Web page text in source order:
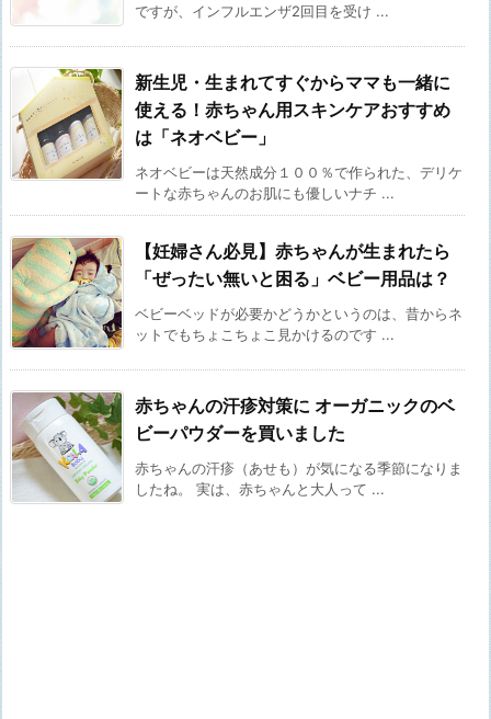
ですが、インフルエンザ2回目を受け ...
新生児・生まれてすぐからママも一緒に
使える！赤ちゃん用スキンケアおすすめ
は「ネオベビー」
ネオベビーは天然成分１００％で作られた、デリケ
ートな赤ちゃんのお肌にも優しいナチ ...
【妊婦さん必見】赤ちゃんが生まれたら
「ぜったい無いと困る」ベビー用品は？
ベビーベッドが必要かどうかというのは、昔からネ
ットでもちょこちょこ見かけるのです ...
赤ちゃんの汗疹対策に オーガニックのベ
ビーパウダーを買いました
赤ちゃんの汗疹（あせも）が気になる季節になりま
したね。 実は、赤ちゃんと大人って ...